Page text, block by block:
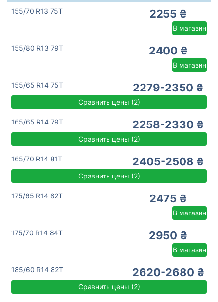
155/70 R13 75T 2255 ₴
В магазин
155/80 R13 79T 2400 ₴
В магазин
155/65 R14 75T 2279-2350 ₴
Сравнить цены (2)
165/65 R14 79T 2258-2330 ₴
Сравнить цены (2)
165/70 R14 81T 2405-2508 ₴
Сравнить цены (2)
175/65 R14 82T 2475 ₴
В магазин
175/70 R14 84T 2950 ₴
В магазин
185/60 R14 82T 2620-2680 ₴
Сравнить цены (2)